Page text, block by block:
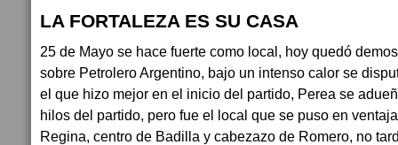
LA FORTALEZA ES SU CASA
25 de Mayo se hace fuerte como local, hoy quedó
sobre Petrolero Argentino, bajo un intenso calor se
el que hizo mejor en el inicio del partido, Perea se
hilos del partido, pero fue el local que se puso en
Regina, centro de Badilla y cabezazo de Romero, no